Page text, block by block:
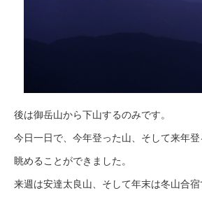
後は御岳山から下山するのみです。
今日一日で、今年登った山、そして来年
眺めることができました。
来週は安達太良山、そして年末は冬山合宿